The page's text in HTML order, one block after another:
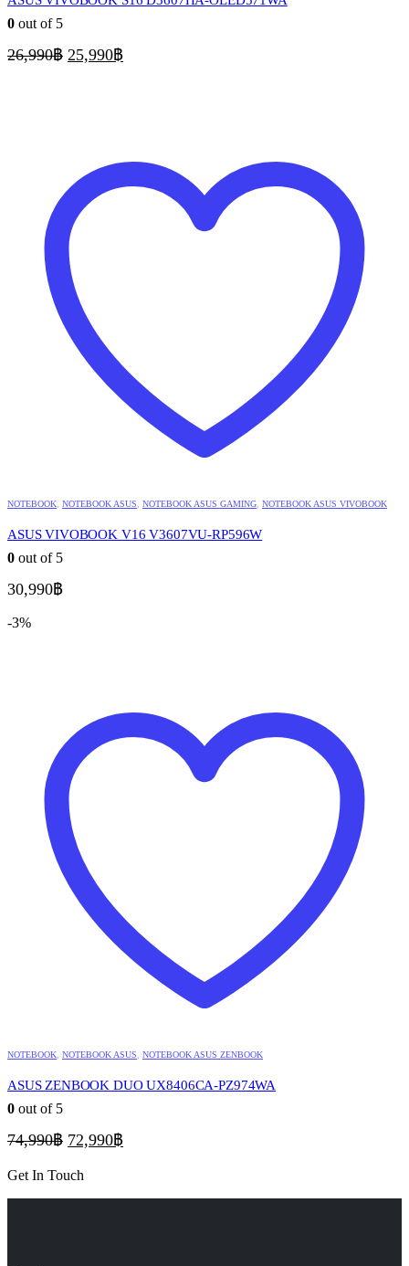
0 out of 5
26,990฿ Original
price
25,990฿
NOTEBOOK NOTEBOOK ASUS NOTEBOOK ASUS GAMING NOTEBOOK ASUS VIVOBOOK
ASUS VIVOBOOK V16 V3607VU-RP596W
0 out of 5
30,990฿
-3%
NOTEBOOK NOTEBOOK ASUS NOTEBOOK ASUS ZENBOOK
ASUS ZENBOOK DUO UX8406CA-PZ974WA
0 out of 5
74,990฿ Original
price
was:
74,990฿.
72,990฿
72,990฿.
Get In Touch